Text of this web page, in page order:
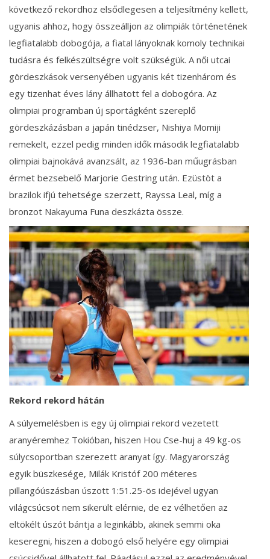
következő rekordhoz elsődlegesen a teljesítmény kellett,
ugyanis ahhoz, hogy összeálljon az olimpiák történetének
legfiatalabb dobogója, a fiatal lányoknak komoly technikai
tudásra és felkészültségre volt szükségük. A női utcai
gördeszkások versenyében ugyanis két tizenhárom és
egy tizenhat éves lány állhatott fel a dobogóra. Az
olimpiai programban új sportágként szereplő
gördeszkázásban a japán tinédzser, Nishiya Momiji
remekelt, ezzel pedig minden idők második legfiatalabb
olimpiai bajnokává avanzsált, az 1936-ban műugrásban
érmet bezsebelő Marjorie Gestring után. Ezüstöt a
brazilok ifjú tehetsége szerzett, Rayssa Leal, míg a
bronzot Nakayuma Funa deszkázta össze.
Rekord rekord hátán
A súlyemelésben is egy új olimpiai rekord vezetett
aranyéremhez Tokióban, hiszen Hou Cse-huj a 49 kg-os
súlycsoportban szerezett aranyat így. Magyarország
egyik büszkesége, Milák Kristóf 200 méteres
pillangóúszásban úszott 1:51.25-ös idejével ugyan
világcsúcsot nem sikerült elérnie, de ez vélhetően az
eltökélt úszót bántja a leginkább, akinek semmi oka
keseregni, hiszen a dobogó első helyére egy olimpiai